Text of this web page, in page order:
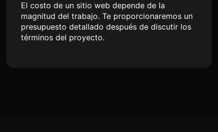
El costo de un sitio web depende de la
magnitud del trabajo. Te proporcionaremos un
presupuesto detallado después de discutir los
términos del proyecto.